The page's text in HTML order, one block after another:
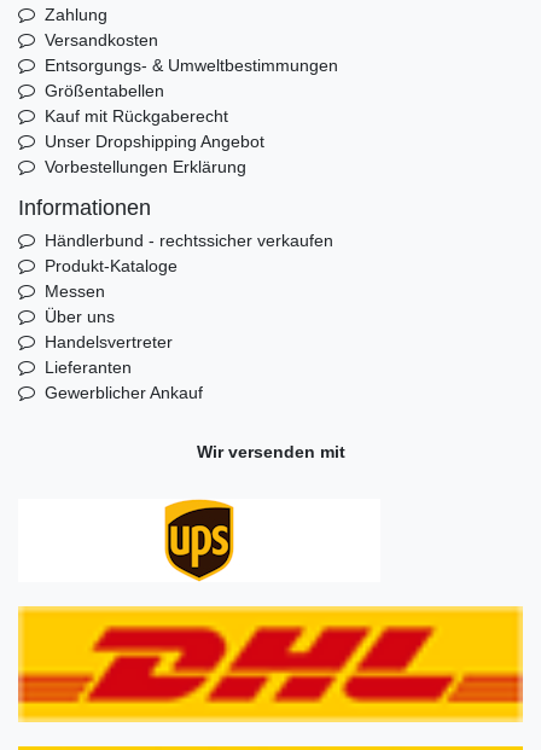
Zahlung
Versandkosten
Entsorgungs- & Umweltbestimmungen
Größentabellen
Kauf mit Rückgaberecht
Unser Dropshipping Angebot
Vorbestellungen Erklärung
Informationen
Händlerbund - rechtssicher verkaufen
Produkt-Kataloge
Messen
Über uns
Handelsvertreter
Lieferanten
Gewerblicher Ankauf
Wir versenden mit